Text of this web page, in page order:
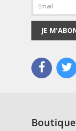
JE
Boutique